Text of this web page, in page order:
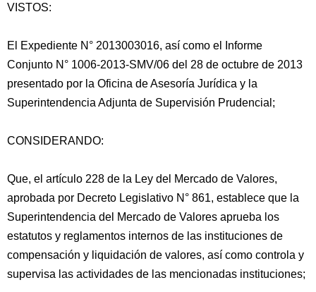
VISTOS:
El Expediente N° 2013003016, así como el Informe
Conjunto N° 1006-2013-SMV/06 del 28 de octubre de 2013
presentado por la Oficina de Asesoría Jurídica y la
Superintendencia Adjunta de Supervisión Prudencial;
CONSIDERANDO:
Que, el artículo 228 de la Ley del Mercado de Valores,
aprobada por Decreto Legislativo N° 861, establece que la
Superintendencia del Mercado de Valores aprueba los
estatutos y reglamentos internos de las instituciones de
compensación y liquidación de valores, así como controla y
supervisa las actividades de las mencionadas instituciones;